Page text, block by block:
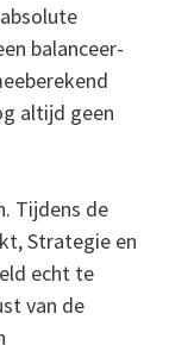
balanceer-
altijd geen
Tijdens de
Strategie en
echt te
van de